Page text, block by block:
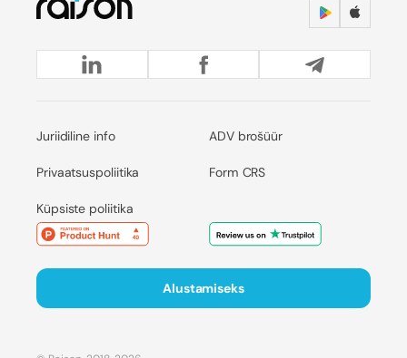
Juriidiline info
Privaatsuspoliitika
Küpsiste poliitika
ADV brošüür
Form CRS
Alustamiseks